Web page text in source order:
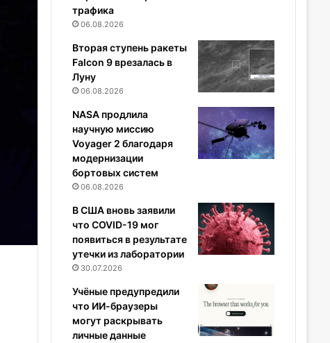
трафика
06.08.2026
Вторая ступень ракеты
Falcon 9 врезалась в
Луну
06.08.2026
NASA продлила
научную миссию
Voyager 2 благодаря
модернизации
бортовых систем
06.08.2026
В США вновь заявили
что COVID-19 мог
появиться в результате
утечки из лаборатории
30.07.2026
Учёные предупредили
что ИИ-браузеры
могут раскрывать
личные данные